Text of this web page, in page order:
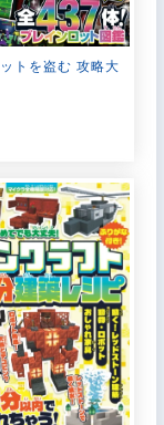
トを盗む 攻略大